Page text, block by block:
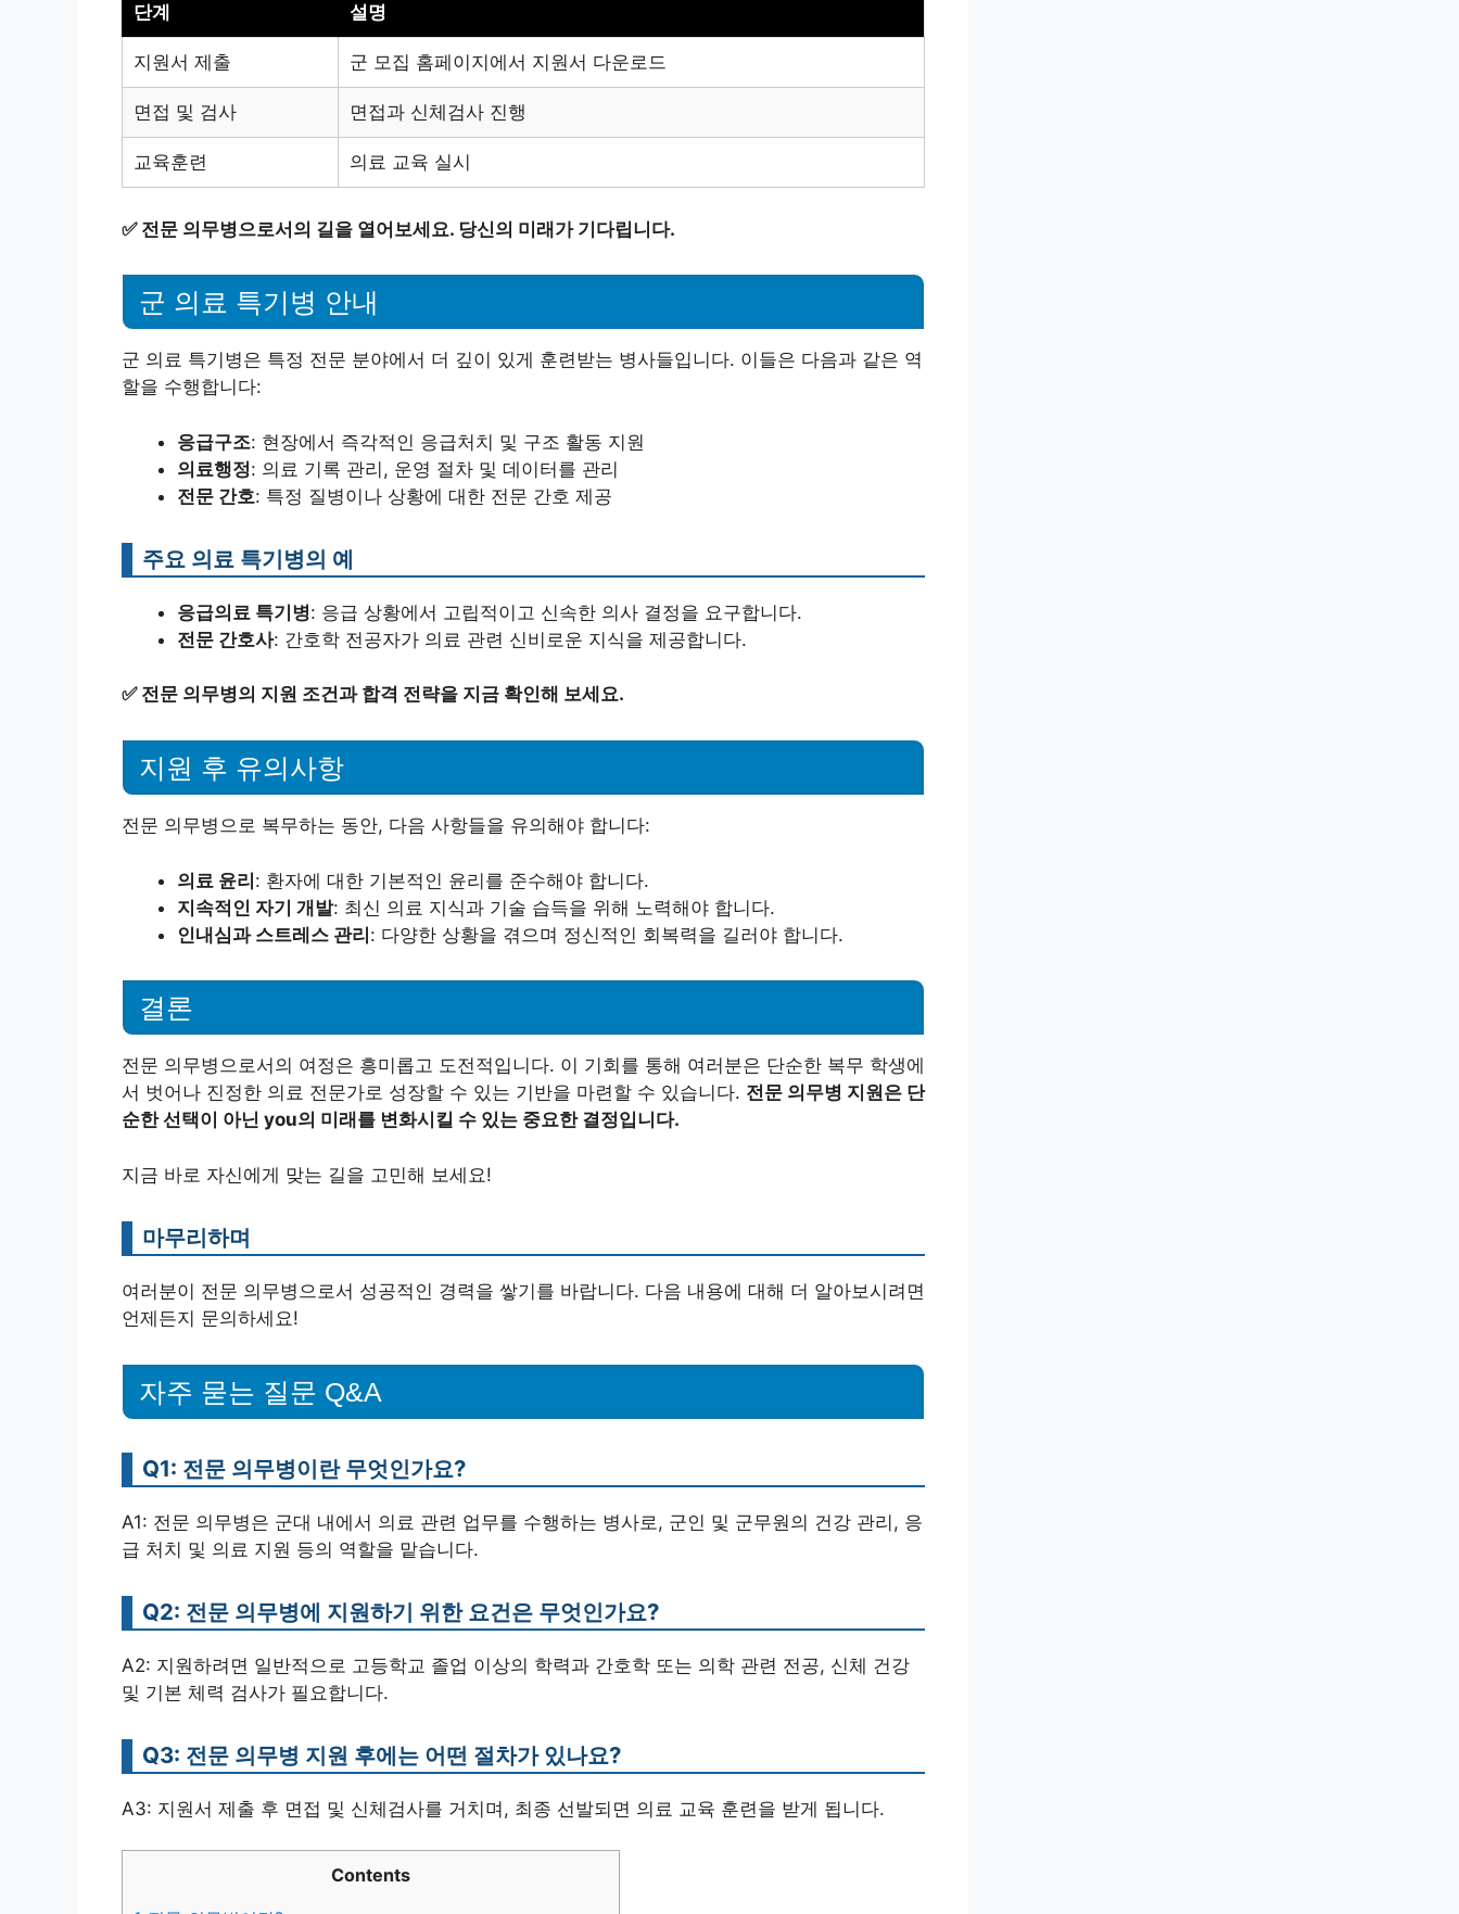
단계 설명
지원서 제출 군 모집 홈페이지에서 지원서 다운로드
면접 및 검사 면접과 신체검사 진행
교육훈련 의료 교육 실시
✅ 전문 의무병으로서의 길을 열어보세요. 당신의 미래가 기다립니다.
군 의료 특기병 안내
군 의료 특기병은 특정 전문 분야에서 더 깊이 있게 훈련받는 병사들입니다. 이들은 다음과 같은 역
할을 수행합니다:
응급구조: 현장에서 즉각적인 응급처치 및 구조 활동 지원
의료행정: 의료 기록 관리, 운영 절차 및 데이터를 관리
전문 간호: 특정 질병이나 상황에 대한 전문 간호 제공
주요 의료 특기병의 예
응급의료 특기병: 응급 상황에서 고립적이고 신속한 의사 결정을 요구합니다.
전문 간호사: 간호학 전공자가 의료 관련 신비로운 지식을 제공합니다.
✅ 전문 의무병의 지원 조건과 합격 전략을 지금 확인해 보세요.
지원 후 유의사항
전문 의무병으로 복무하는 동안, 다음 사항들을 유의해야 합니다:
의료 윤리: 환자에 대한 기본적인 윤리를 준수해야 합니다.
지속적인 자기 개발: 최신 의료 지식과 기술 습득을 위해 노력해야 합니다.
인내심과 스트레스 관리: 다양한 상황을 겪으며 정신적인 회복력을 길러야 합니다.
결론
전문 의무병으로서의 여정은 흥미롭고 도전적입니다. 이 기회를 통해 여러분은 단순한 복무 학생에
서 벗어나 진정한 의료 전문가로 성장할 수 있는 기반을 마련할 수 있습니다. 전문 의무병 지원은 단
순한 선택이 아닌 you의 미래를 변화시킬 수 있는 중요한 결정입니다.
지금 바로 자신에게 맞는 길을 고민해 보세요!
마무리하며
여러분이 전문 의무병으로서 성공적인 경력을 쌓기를 바랍니다. 다음 내용에 대해 더 알아보시려면
언제든지 문의하세요!
자주 묻는 질문 Q&A
Q1: 전문 의무병이란 무엇인가요?
A1: 전문 의무병은 군대 내에서 의료 관련 업무를 수행하는 병사로, 군인 및 군무원의 건강 관리, 응
급 처치 및 의료 지원 등의 역할을 맡습니다.
Q2: 전문 의무병에 지원하기 위한 요건은 무엇인가요?
A2: 지원하려면 일반적으로 고등학교 졸업 이상의 학력과 간호학 또는 의학 관련 전공, 신체 건강
및 기본 체력 검사가 필요합니다.
Q3: 전문 의무병 지원 후에는 어떤 절차가 있나요?
A3: 지원서 제출 후 면접 및 신체검사를 거치며, 최종 선발되면 의료 교육 훈련을 받게 됩니다.
Contents